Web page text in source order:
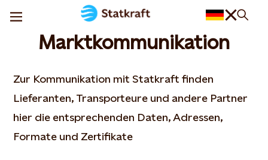
Marktkommunikation
Zur Kommunikation mit Statkraft finden
Lieferanten, Transporteure und andere Partner
hier die entsprechenden Daten, Adressen,
Formate und Zertifikate